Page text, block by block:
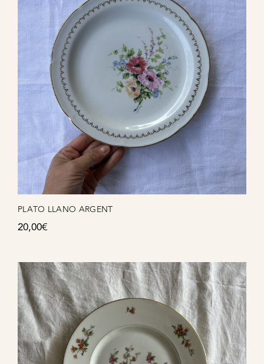
PLATO LLANO ARGENT
20,00€